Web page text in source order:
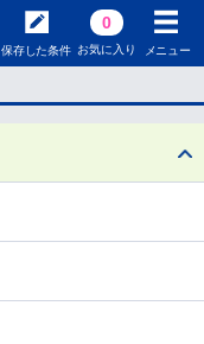
保存した条件
0
お気に入り メニュー